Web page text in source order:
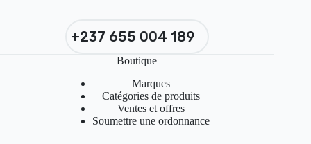
+237 655 004 189
Boutique
Marques
Catégories de produits
Ventes et offres
Soumettre une ordonnance